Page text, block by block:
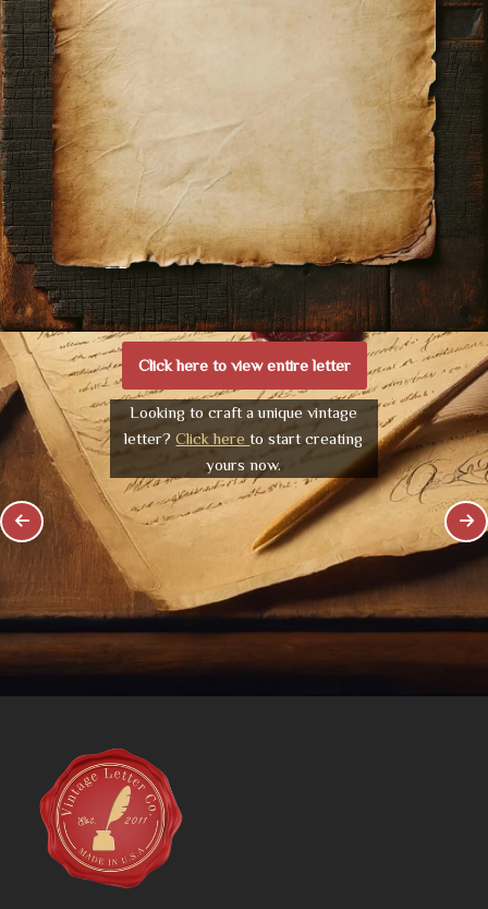
Click here to view entire letter
Looking to craft a unique vintage
letter?Click hereto start creating
yours now.